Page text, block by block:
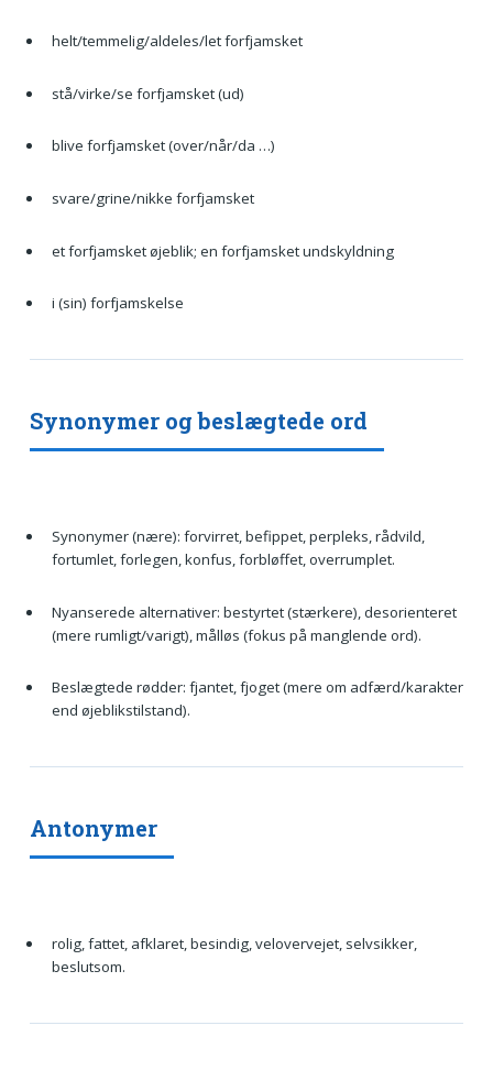
helt/temmelig/aldeles/let forfjamsket
stå/virke/se forfjamsket (ud)
blive forfjamsket (over/når/da …)
svare/grine/nikke forfjamsket
et forfjamsket øjeblik; en forfjamsket undskyldning
i (sin) forfjamskelse
Synonymer og beslægtede ord
Synonymer (nære): forvirret, befippet, perpleks, rådvild,
fortumlet, forlegen, konfus, forbløffet, overrumplet.
Nyanserede alternativer: bestyrtet (stærkere), desorienteret
(mere rumligt/varigt), målløs (fokus på manglende ord).
Beslægtede rødder: fjantet, fjoget (mere om adfærd/karakter
end øjeblikstilstand).
Antonymer
rolig, fattet, afklaret, besindig, velovervejet, selvsikker,
beslutsom.